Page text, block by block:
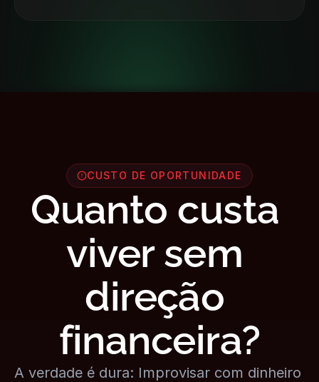
CUSTO DE OPORTUNIDADE
Quanto custa
viver sem
direção
financeira?
A verdade é dura: Improvisar com dinheiro